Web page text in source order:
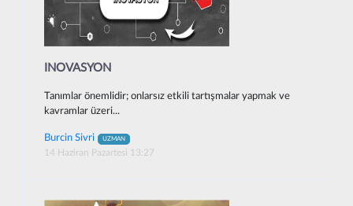
INOVASYON
Tanımlar önemlidir; onlarsız etkili tartışmalar yapmak ve
kavramlar üzeri...
Burcin Sivri UZMAN
14 Haziran Pazartesi 13:27